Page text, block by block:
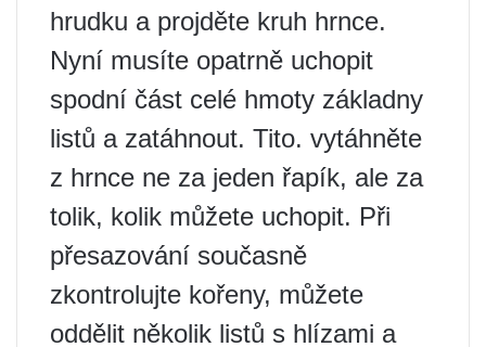
hrudku a projděte kruh hrnce.
Nyní musíte opatrně uchopit
spodní část celé hmoty základny
listů a zatáhnout. Tito. vytáhněte
z hrnce ne za jeden řapík, ale za
tolik, kolik můžete uchopit. Při
přesazování současně
zkontrolujte kořeny, můžete
oddělit několik listů s hlízami a